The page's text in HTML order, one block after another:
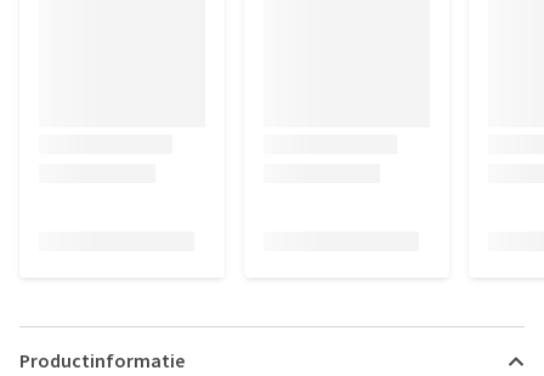
Productinformatie